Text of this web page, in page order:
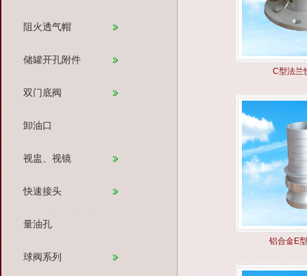
阻火透气帽
储罐开孔附件
双门底阀
卸油口
视盅、视镜
快速接头
量油孔
球阀系列
C型法兰
铝合金E